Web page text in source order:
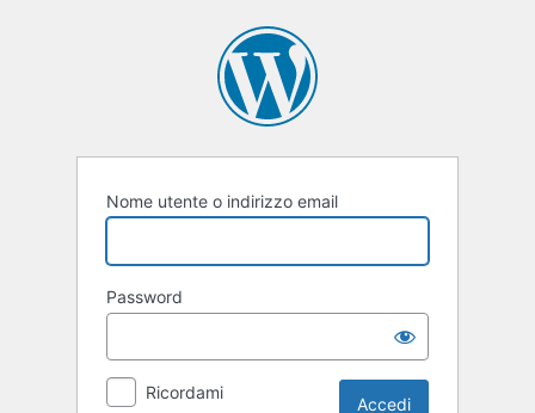
Nome utente o indirizzo email
Password
Ricordami